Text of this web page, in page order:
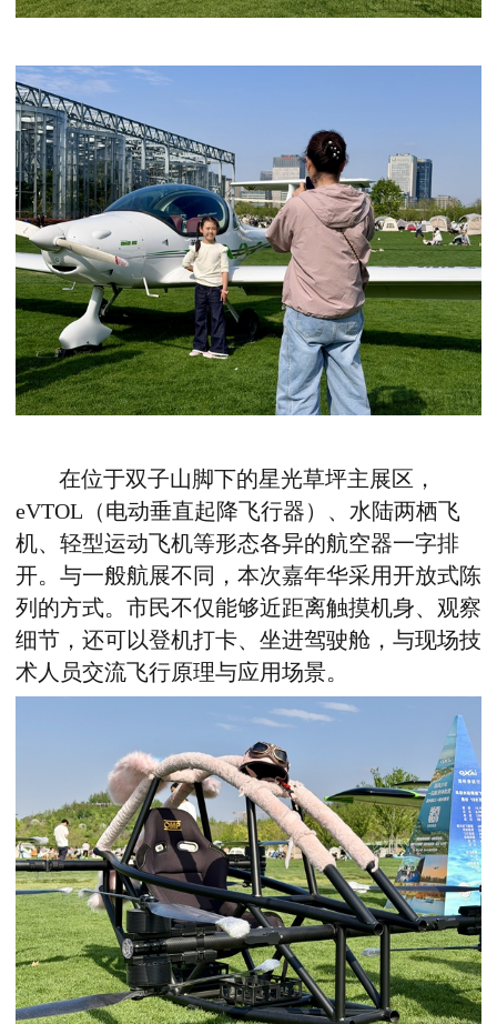
在位于双子山脚下的星光草坪主展区，
eVTOL （电动垂直起降飞行器）、水陆两栖飞
机、轻型运动飞机等形态各异的航空器一字排
开。与一般航展不同，本次嘉年华采用开放式陈
列的方式。市民不仅能够近距离触摸机身、观察
细节，还可以登机打卡、坐进驾驶舱，与现场技
术人员交流飞行原理与应用场景。